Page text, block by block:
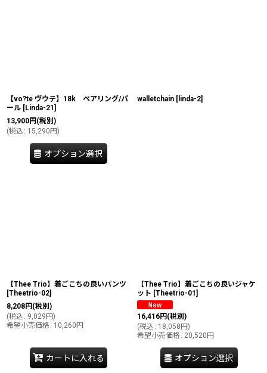
【vo?te ヴウテ】18k ペアリング/パ
ール [Linda-21]
13,900円 (税別)
(税込 : 15,290円)
オプション選択
walletchain [ linda-2]
【Thee Trio】着ごこちの良いパンツ
[Theetrio-02]
8,208円 (税別)
(税込 : 9,029円)
希望小売価格 : 10,260円
カートに入れる
【Thee Trio】着ごこちの良いジャケ
ット [Theetrio-01]
16,416円 (税別)
(税込 : 18,058円)
希望小売価格 : 20,520円
オプション選択